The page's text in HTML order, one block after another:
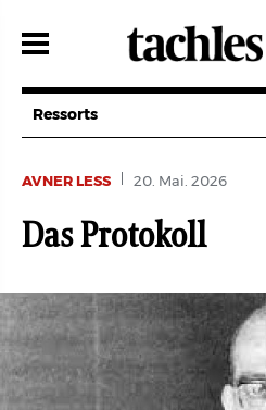
zum
Ressorts
AVNER LESS 20. Mai. 2026
Das Protokoll